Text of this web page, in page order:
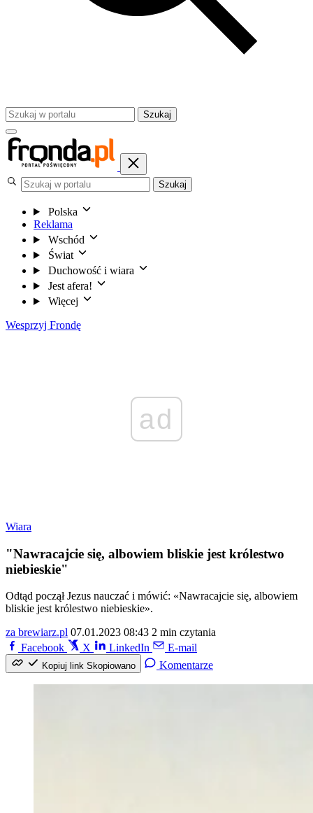
Szukaj
Szukaj
Polska
Reklama
Wschód
Świat
Duchowość i wiara
Jest afera!
Więcej
Wesprzyj Frondę
ad
Wiara
"Nawracajcie się, albowiem bliskie jest królestwo
niebieskie"
Odtąd począł Jezus nauczać i mówić: «Nawracajcie się, albowiem
bliskie jest królestwo niebieskie».
za brewiarz.pl 07.01.2023 08:43 2 min czytania
Facebook
X LinkedIn E-mail
Kopiuj link Skopiowano Komentarze